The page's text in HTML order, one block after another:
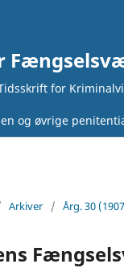
for
og øvrige
Arkiver / Årg. 30